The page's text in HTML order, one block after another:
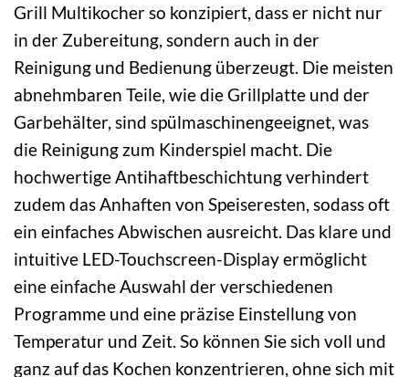
Grill Multikocher so konzipiert, dass er nicht nur
in der Zubereitung, sondern auch in der
Reinigung und Bedienung überzeugt. Die meisten
abnehmbaren Teile, wie die Grillplatte und der
Garbehälter, sind spülmaschinengeeignet, was
die Reinigung zum Kinderspiel macht. Die
hochwertige Antihaftbeschichtung verhindert
zudem das Anhaften von Speiseresten, sodass oft
ein einfaches Abwischen ausreicht. Das klare und
intuitive LED-Touchscreen-Display ermöglicht
eine einfache Auswahl der verschiedenen
Programme und eine präzise Einstellung von
Temperatur und Zeit. So können Sie sich voll und
ganz auf das Kochen konzentrieren, ohne sich mit